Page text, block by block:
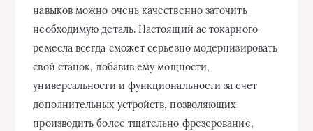
навыков можно очень качественно заточить
необходимую деталь. Настоящий ас токарного
ремесла всегда сможет серьезно модернизировать
свой станок, добавив ему мощности,
универсальности и функциональности за счет
дополнительных устройств, позволяющих
производить более тщательно фрезерование,